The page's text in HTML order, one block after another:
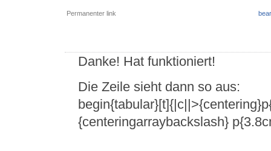
Permanenter link
Danke! Hat funktioniert!
Die Zeile sieht dann so aus:
{centeringarraybackslash}